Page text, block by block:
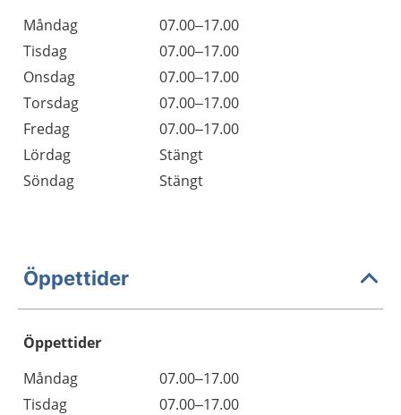
Måndag
07.00–17.00
Tisdag
07.00–17.00
Onsdag
07.00–17.00
Torsdag
07.00–17.00
Fredag
07.00–17.00
Lördag
Stängt
Söndag
Stängt
Öppettider
Öppettider
Dag
Öppettider
Kommentarer
Måndag
07.00–17.00
Tisdag
07.00–17.00